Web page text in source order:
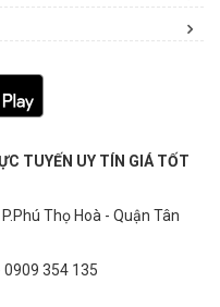
TUYẾN UY TÍN GIÁ TỐT
Thọ Hoà - Quận Tân
354 135